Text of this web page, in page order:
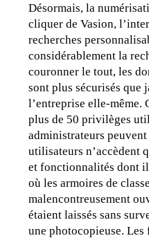
Désormais, la
cliquer de Vasion,
recherches
considérablement la
couronner le tout, les
sont plus sécurisés que
l’entreprise elle-même.
plus de 50 privilèges
administrateurs
utilisateurs n’accèdent
et fonctionnalités dont
où les armoires de
malencontreusement
étaient laissés sans
une photocopieuse.